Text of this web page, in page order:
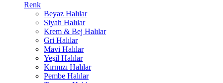
Renk
Beyaz Halılar
Siyah Halılar
Krem & Bej Halılar
Gri Halılar
Mavi Halılar
Yeşil Halılar
Kırmızı Halılar
Pembe Halılar